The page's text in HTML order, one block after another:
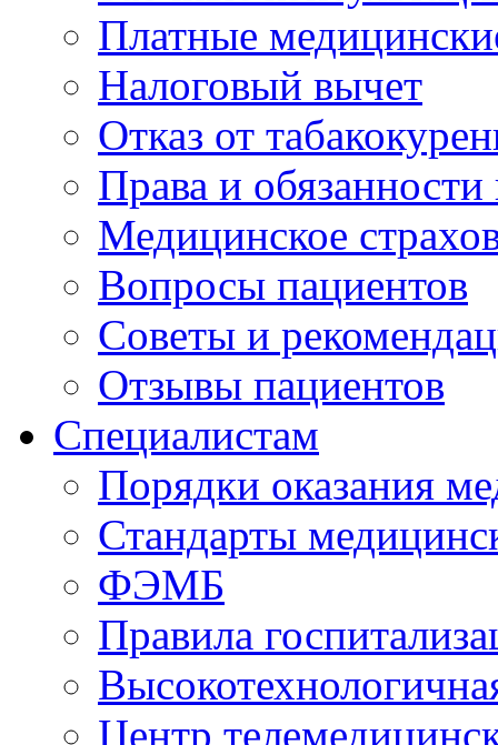
Платные
Налоговый вычет
Отказ от
Права и
Медицинское
Вопросы пациентов
Советы и
Отзывы пациентов
Специалистам
Порядки оказания
Стандарты
ФЭМБ
Правила
Центр